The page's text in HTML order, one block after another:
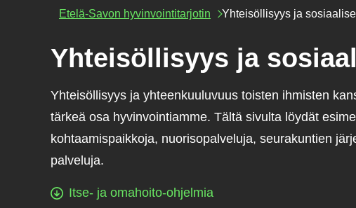
Etelä-Savon hyvinvointitarjotin Yhteisöllisyys ja
Yhteisöllisyys ja
Yhteisöllisyys ja yhteenkuuluvuus toisten ihmisten
tärkeä osa hyvinvointiamme. Tältä sivulta löydät
kohtaamispaikkoja, nuorisopalveluja, seurakuntien
palveluja.
Itse- ja omahoito-ohjelmia